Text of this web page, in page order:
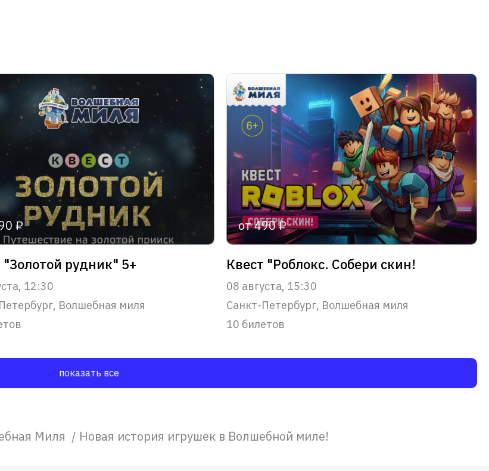
₽
"Золотой рудник" 5+
12:30
Волшебная миля
от 490 ₽
Квест "Роблокс. Собери скин!
08 августа, 15:30
Санкт-Петербург, Волшебная миля
10 билетов
показать все
Миля / Новая история игрушек в Волшебной миле!